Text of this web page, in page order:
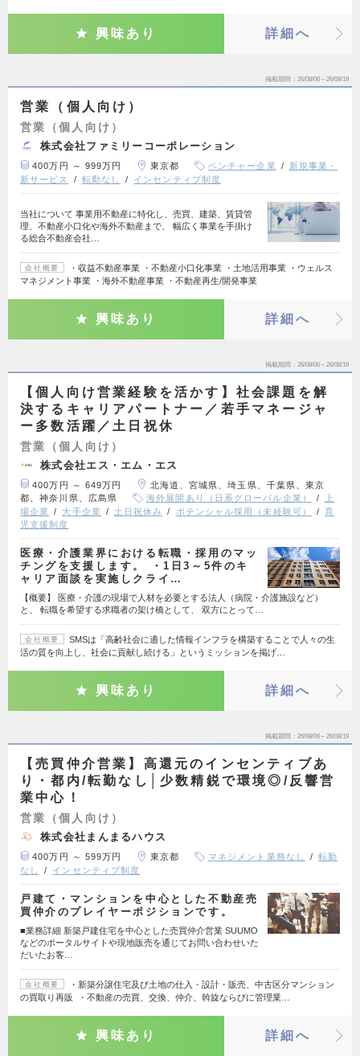
興味あり 詳細へ
掲載期間 26/08/06～26/08/19
営業（個人向け）
営業（個人向け）
株式会社ファミリーコーポレーション
400万円 ～ 999万円 東京都 ベンチャー企業
新規事業・
新サービス
転勤なし インセンティブ制度
当社について 事業用不動産に特化し、売買、建築、賃貸管
理、不動産小口化や海外不動産まで、 幅広く事業を手掛け
る総合不動産会社…
会社概要
・収益不動産事業 ・不動産小口化事業 ・土地活用事業 ・ウェルス
マネジメント事業 ・海外不動産事業 ・不動産再生/開発事業
興味あり 詳細へ
掲載期間 26/08/06～26/08/19
【個人向け営業経験を活かす】社会課題を解
決するキャリアパートナー／若手マネージャ
ー多数活躍／土日祝休
営業（個人向け）
株式会社エス・エム・エス
400万円 ～ 649万円
北海道、宮城県、埼玉県、千葉県、東京
都、神奈川県、広島県
海外展開あり（日系グローバル企業）
上
場企業
大手企業 土日祝休み ポテンシャル採用（未経験可）
育
児支援制度
医療・介護業界における転職・採用のマッ
チングを支援します。 ・1日3～5件のキ
ャリア面談を実施しクライ…
【概要】 医療・介護の現場で人材を必要とする法人（病院・介護施設など）
と、 転職を希望する求職者の架け橋として、 双方にとって…
会社概要
SMSは「高齢社会に適した情報インフラを構築することで人々の生
活の質を向上し、社会に貢献し続ける」というミッションを掲げ…
興味あり 詳細へ
掲載期間 26/08/06～26/08/19
【売買仲介営業】高還元のインセンティブあ
り・都内/転勤なし│少数精鋭で環境◎/反響営
業中心！
営業（個人向け）
株式会社まんまるハウス
400万円 ～ 599万円 東京都 マネジメント業務なし
転勤
なし
インセンティブ制度
戸建て・マンションを中心とした不動産売
買仲介のプレイヤーポジションです。
■業務詳細 新築戸建住宅を中心とした売買仲介営業 SUUMO
などのポータルサイトや現地販売を通じてお問い合わせいた
だいたお客…
会社概要
・新築分譲住宅及び土地の仕入・設計・販売、中古区分マンション
の買取り再販 ・不動産の売買、交換、仲介、斡旋ならびに管理業…
興味あり 詳細へ